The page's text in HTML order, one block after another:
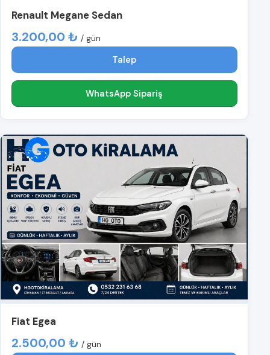
Renault Megane Sedan
3.200,00 ₺ / gün
Talep
WhatsApp Sipariş
Fiat Egea
2.500,00 ₺ / gün